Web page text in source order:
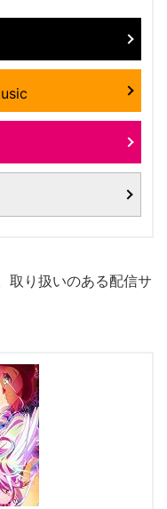
取り扱いのある配信サ